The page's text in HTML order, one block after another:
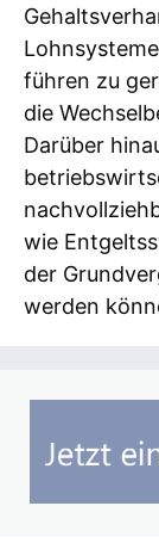
führen zu
die
Darüber
wie
der
werden